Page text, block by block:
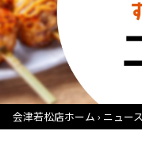
会津若松店ホーム ニュース